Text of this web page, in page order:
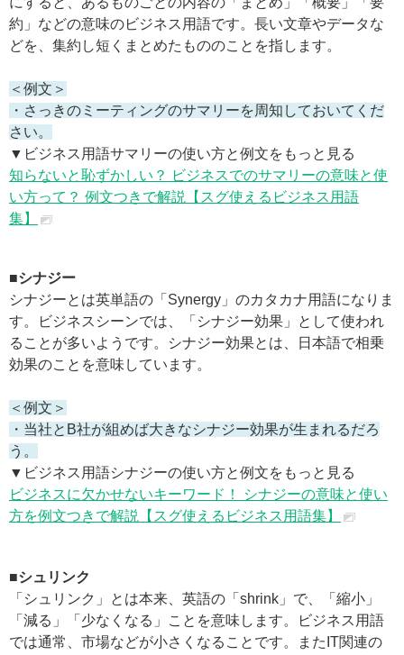
約」などの意味のビジネス用語です。長い文章やデータな
どを、集約し短くまとめたもののことを指します。
＜例文＞
・さっきのミーティングのサマリーを周知しておいてくだ
さい。
▼ビジネス用語サマリーの使い方と例文をもっと見る
知らないと恥ずかしい？ ビジネスでのサマリーの意味と使
い方って？ 例文つきで解説【スグ使えるビジネス用語
集】
■シナジー
シナジーとは英単語の「Synergy」のカタカナ用語になりま
す。ビジネスシーンでは、「シナジー効果」として使われ
ることが多いようです。シナジー効果とは、日本語で相乗
効果のことを意味しています。
＜例文＞
・当社とB社が組めば大きなシナジー効果が生まれるだろ
う。
▼ビジネス用語シナジーの使い方と例文をもっと見る
ビジネスに欠かせないキーワード！ シナジーの意味と使い
方を例文つきで解説【スグ使えるビジネス用語集】
■シュリンク
「シュリンク」とは本来、英語の「shrink」で、「縮小」
「減る」「少なくなる」ことを意味します。ビジネス用語
では通常、市場などが小さくなることです。またIT関連の